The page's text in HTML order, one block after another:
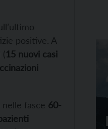
positive. A
(15 nuovi casi
fasce 60-